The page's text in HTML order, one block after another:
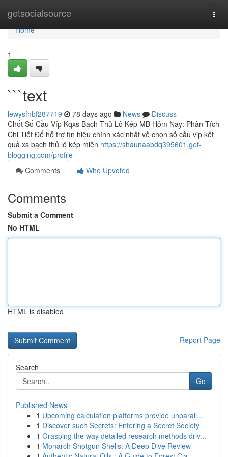
getsocialsource
Home
Home
1
```text
lewysfnbf287719 78 days ago News
Discuss
Chốt Số Cầu Víp Kqxs Bạch Thủ Lô Kép MB Hôm Nay: Phân Tích
Chi Tiết Để hỗ trợ tín hiệu chính xác nhất về chọn số cầu vip kết
quả xs bạch thủ lô kép miền https://shaunaabdq395601.get-
blogging.com/profile
Comments
Who Upvoted
Comments
Submit a Comment
No HTML
HTML is disabled
Report Page
Search
Go
Published News
1 Upcoming calculation platforms provide unparall...
1 Discover such Secrets: Entering a Secret Society
1 Grasping the way detailed research methods driv...
1 Monarch Shotgun Shells: A Deep Dive Review